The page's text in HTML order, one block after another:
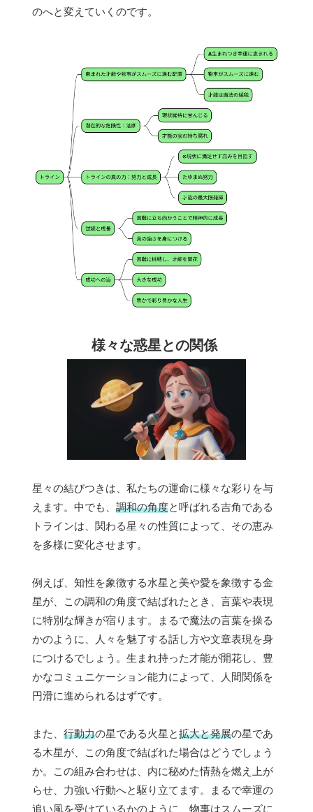
のへと変えていくのです。
様々な惑星との関係
星々の結びつきは、私たちの運命に様々な彩りを与
えます。中でも、 調和の角度と呼ばれる吉角である
トラインは、関わる星々の性質によって、その恵み
を多様に変化させます。
例えば、知性を象徴する水星と美や愛を象徴する金
星が、この調和の角度で結ばれたとき、言葉や表現
に特別な輝きが宿ります。まるで魔法の言葉を操る
かのように、人々を魅了する話し方や文章表現を身
につけるでしょう。生まれ持った才能が開花し、豊
かなコミュニケーション能力によって、人間関係を
円滑に進められるはずです。
また、 行動力の星である火星と拡大と発展の星であ
る木星が、この角度で結ばれた場合はどうでしょう
か。この組み合わせは、内に秘めた情熱を燃え上が
らせ、力強い行動へと駆り立てます。まるで幸運の
追い風を受けているかのように、物事はスムーズに